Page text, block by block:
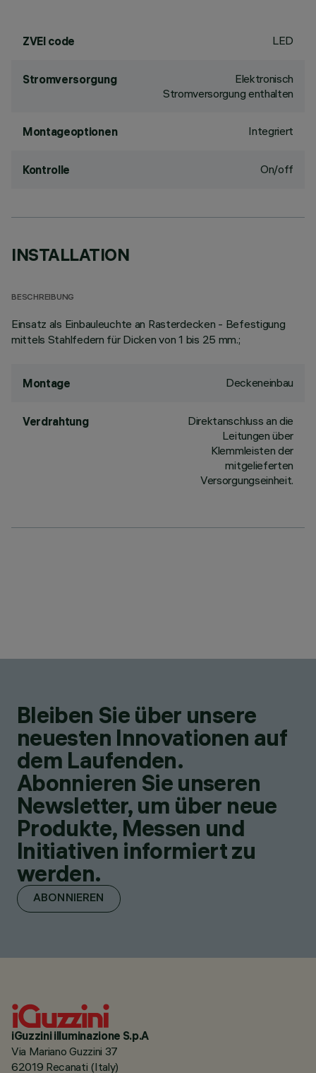
ZVEI code LED
Stromversorgung
Elektronisch
Stromversorgung enthalten
Montageoptionen Integriert
Kontrolle On/off
INSTALLATION
BESCHREIBUNG
Einsatz als Einbauleuchte an Rasterdecken - Befestigung
mittels Stahlfedern für Dicken von 1 bis 25 mm.;
Montage Deckeneinbau
Verdrahtung
Direktanschluss an die
Leitungen über
Klemmleisten der
mitgelieferten
Versorgungseinheit.
Bleiben Sie über unsere
neuesten Innovationen auf
dem Laufenden.
Abonnieren Sie unseren
Newsletter, um über neue
Produkte, Messen und
Initiativen informiert zu
werden.
ABONNIEREN
iGuzzini illuminazione S.p.A
Via Mariano Guzzini 37
62019 Recanati (Italy)